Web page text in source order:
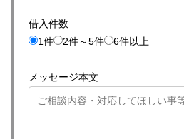
借入件数
1件
2件～5件 6件以上
メッセージ本文